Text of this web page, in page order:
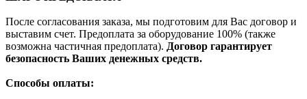
После согласования заказа, мы подготовим для Вас договор и
выставим счет. Предоплата за оборудование 100% (также
возможна частичная предоплата). Договор гарантирует
безопасность Ваших денежных средств.
Способы оплаты: